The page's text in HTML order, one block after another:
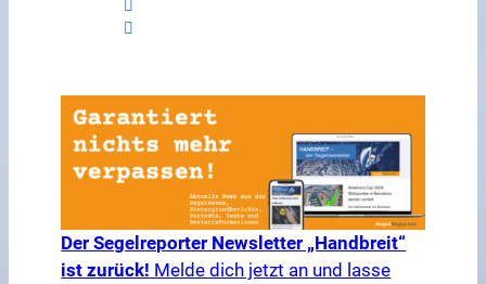
Der Segelreporter Newsletter „Handbreit“
ist zurück! Melde dich jetzt an und lasse